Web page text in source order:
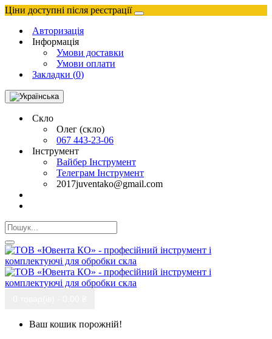
Ціни доступні після реєстрації
Авторизація
Інформація
Умови доставки
Умови оплати
Закладки (0)
Скло
Олег (скло)
067 443-23-06
Інструмент
Вайбер Інструмент
Телеграм Інструмент
2017juventako@gmail.com
Ваш кошик порожній!